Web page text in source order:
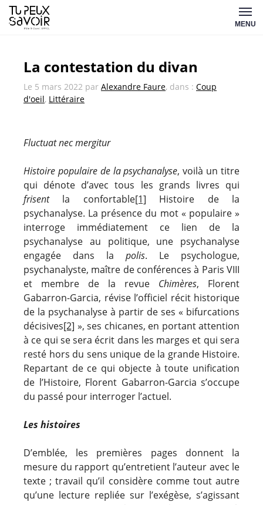
Aller
au
MENU
La contestation du divan
Le 5 mars 2022 par Alexandre Faure, dans : Coup
d'oeil, Littéraire
Fluctuat nec mergitur
Histoire populaire de la psychanalyse, voilà un titre
qui dénote d’avec tous les grands livres qui
frisentla confortable[1] Histoire de la
psychanalyse. La présence du mot « populaire »
interroge immédiatement ce lien de la
psychanalyse au politique, une psychanalyse
engagée dans la polis. Le psychologue,
psychanalyste, maître de conférences à Paris VIII
et membre de la revue Chimères, Florent
Gabarron-Garcia, révise l’officiel récit historique
de la psychanalyse à partir de ses « bifurcations
décisives[2] », ses chicanes, en portant attention
à ce qui se sera écrit dans les marges et qui sera
resté hors du sens unique de la grande Histoire.
Repartant de ce qui objecte à toute unification
de l’Histoire, Florent Gabarron-Garcia s’occupe
du passé pour interroger l’actuel.
Les histoires
D’emblée, les premières pages donnent la
mesure du rapport qu’entretient l’auteur avec le
texte ; travail qu’il considère comme tout autre
qu’une lecture repliée sur l’exégèse, s’agissant